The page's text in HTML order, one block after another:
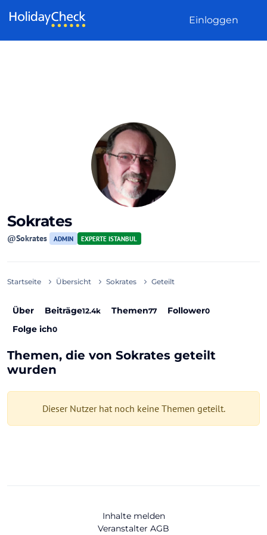
Einloggen
Sokrates
@Sokrates ADMIN EXPERTE ISTANBUL
Startseite Übersicht Sokrates Geteilt
Über Beiträge12.4k Themen77 Follower0
Folge ich0
Themen, die von Sokrates geteilt
wurden
Dieser Nutzer hat noch keine Themen geteilt.
Inhalte melden
Veranstalter AGB